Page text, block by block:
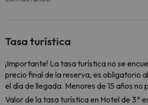
Tasa turística
¡Importante! La tasa turística no se
precio final de la reserva, es obligatorio
el día de llegada. Menores de 15 años no
Valor de la tasa turística en Hotel de 3*